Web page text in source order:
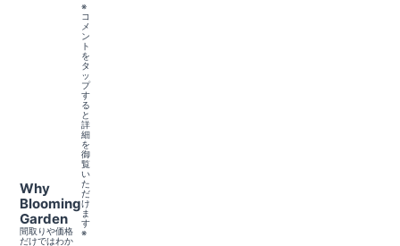
Why
Blooming
Garden
間取りや価格
だけではわか
※
コ
メ
ン
ト
を
タ
ッ
プ
す
る
と
詳
細
を
御
覧
い
た
だ
け
ま
す
※